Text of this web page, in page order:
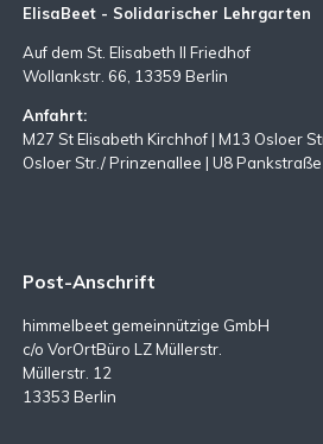
ElisaBeet - Solidarischer Lehrgarten
Auf dem St. Elisabeth II Friedhof
Wollankstr. 66, 13359 Berlin
Anfahrt:
M27 St Elisabeth Kirchhof | M13 Osloer
Osloer Str./ Prinzenallee | U8
Post-Anschrift
himmelbeet gemeinnützige GmbH
c/o VorOrtBüro LZ Müllerstr.
Müllerstr. 12
13353 Berlin